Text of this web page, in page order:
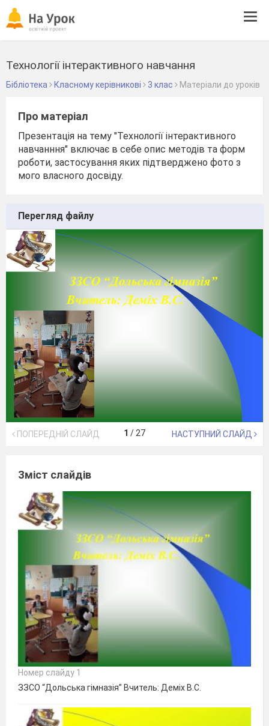
Технології інтерактивного навчання
Бібліотека Класному керівникові 3 клас Матеріали до уроків
Про матеріал
Презентація на тему "Технології інтерактивного
навчанння" включає в себе опис методів та форм
роботи, застосування яких підтверджено фото з
мого власного досвіду.
Перегляд файлу
ПОПЕРЕДНІЙ СЛАЙД 1 / 27 НАСТУПНИЙ СЛАЙД
Зміст слайдів
Номер слайду 1
ЗЗСО “Дольська гімназія” Вчитель: Деміх В.С.